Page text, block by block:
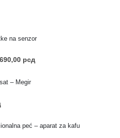
na senzor
рсд
– Megir
peć – aparat za kafu